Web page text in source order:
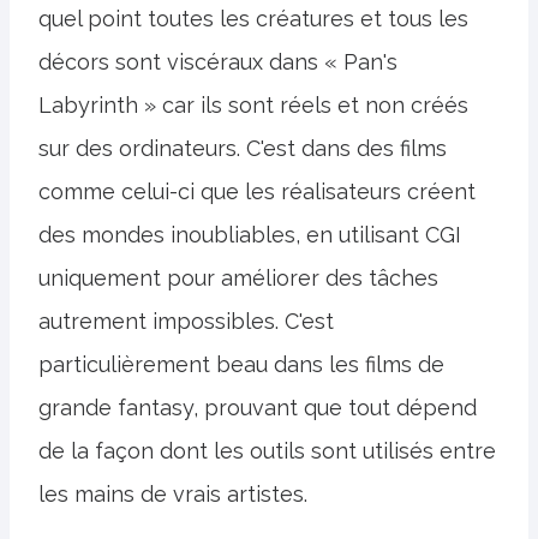
quel point toutes les créatures et tous les
décors sont viscéraux dans « Pan's
Labyrinth » car ils sont réels et non créés
sur des ordinateurs. C'est dans des films
comme celui-ci que les réalisateurs créent
des mondes inoubliables, en utilisant CGI
uniquement pour améliorer des tâches
autrement impossibles. C'est
particulièrement beau dans les films de
grande fantasy, prouvant que tout dépend
de la façon dont les outils sont utilisés entre
les mains de vrais artistes.